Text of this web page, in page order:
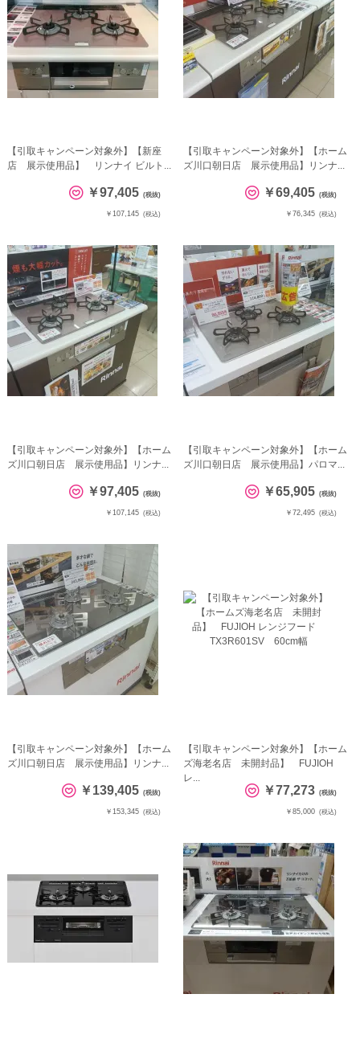
【引取キャンペーン対象外】【新座
店 展示使用品】 リンナイ ビルト...
￥97,405 (税抜)
￥107,145 (税込)
【引取キャンペーン対象外】【ホーム
ズ川口朝日店 展示使用品】リンナ...
￥69,405 (税抜)
￥76,345 (税込)
【引取キャンペーン対象外】【ホーム
ズ川口朝日店 展示使用品】リンナ...
￥97,405 (税抜)
￥107,145 (税込)
【引取キャンペーン対象外】【ホーム
ズ川口朝日店 展示使用品】パロマ...
￥65,905 (税抜)
￥72,495 (税込)
【引取キャンペーン対象外】【ホーム
ズ川口朝日店 展示使用品】リンナ...
￥139,405 (税抜)
￥153,345 (税込)
【引取キャンペーン対象外】【ホーム
ズ海老名店 未開封品】 FUJIOH
レ...
￥77,273 (税抜)
￥85,000 (税込)